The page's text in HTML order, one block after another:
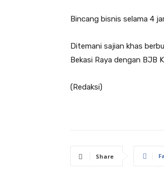
Bincang bisnis selama 4
Ditemani sajian khas
Bekasi Raya dengan BJB
(Redaksi)
Share